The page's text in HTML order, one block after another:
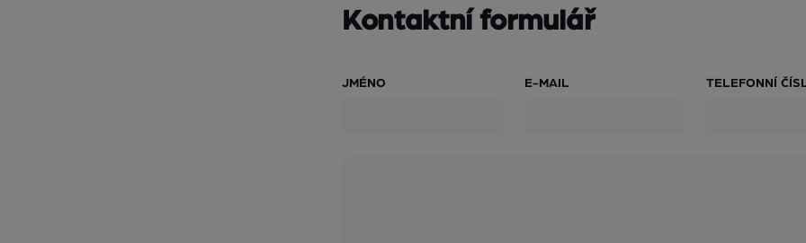
Kontaktní formulář
JMÉNO E-MAIL TELEFONNÍ